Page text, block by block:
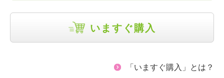
いますぐ購入
「いますぐ購入」とは？